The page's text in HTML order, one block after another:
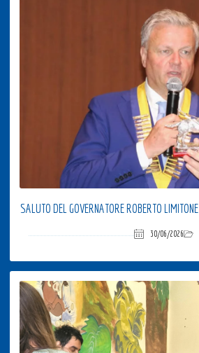
SALUTO DEL GOVERNATORE ROBERTO LIMITONE
30/06/2026